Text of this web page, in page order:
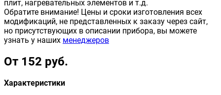
плит, нагревательных элементов и т.д.
Обратите внимание! Цены и сроки изготовления всех
модификаций, не представленных к заказу через сайт,
но присутствующих в описании прибора, вы можете
узнать у наших менеджеров
От 152 руб.
Характеристики